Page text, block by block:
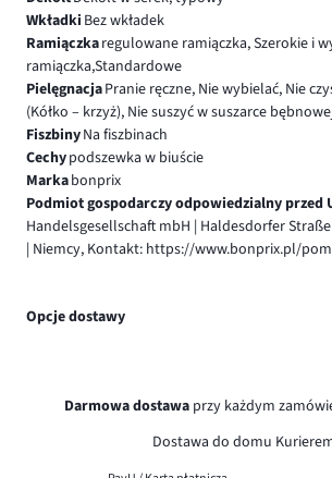
Wkładki Bez wkładek
Ramiączkaregulowane ramiączka, Szerokie i
ramiączka,Standardowe
PielęgnacjaPranie ręczne, Nie wybielać, Nie
(Kółko – krzyż), Nie suszyć w suszarce
FiszbinyNa fiszbinach
Cechypodszewka w biuście
Markabonprix
Podmiot gospodarczy odpowiedzialny przed
Handelsgesellschaft mbH | Haldesdorfer
| Niemcy, Kontakt: https://www.bonprix.pl/
Opcje dostawy
Darmowa dostawa przy każdym
Dostawa do domu